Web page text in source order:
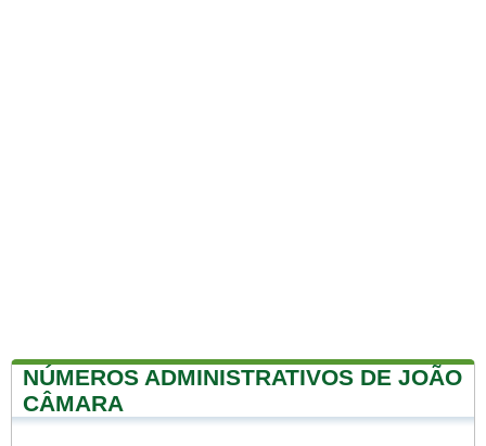
NÚMEROS ADMINISTRATIVOS DE JOÃO
CÂMARA